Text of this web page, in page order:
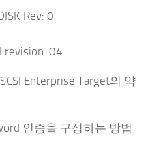
Rev: 0
revision: 04
Enterprise Target의 약
인증을 구성하는 방법